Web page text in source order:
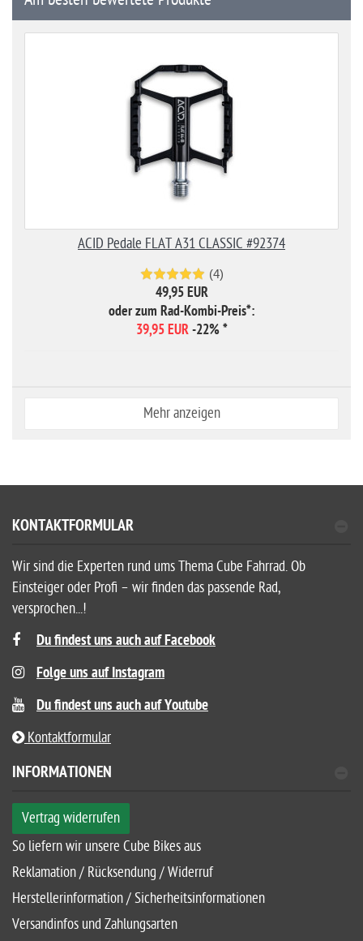
ACID Pedale FLAT A31 CLASSIC #92374
(4)
49,95 EUR
oder zum Rad-Kombi-Preis*:
39,95 EUR -22%*
Mehr anzeigen
KONTAKTFORMULAR
Wir sind die Experten rund ums Thema Cube Fahrrad. Ob
Einsteiger oder Profi – wir finden das passende Rad,
versprochen...!
Du findest uns auch auf Facebook
Folge uns auf Instagram
Du findest uns auch auf Youtube
Kontaktformular
INFORMATIONEN
Vertrag widerrufen
So liefern wir unsere Cube Bikes aus
Reklamation / Rücksendung / Widerruf
Herstellerinformation / Sicherheitsinformationen
Versandinfos und Zahlungsarten